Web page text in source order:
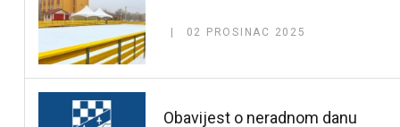
02 PROSINAC 2025
Obavijest o neradnom danu